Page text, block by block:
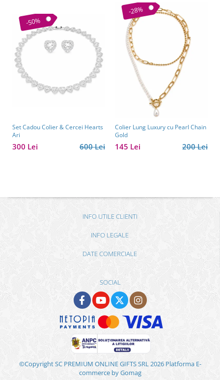
-50%
Set Cadou Colier & Cercei Hearts
Ari
600 Lei
300 Lei
-28%
Colier Lung Luxury cu Pearl Chain
Gold
200 Lei
145 Lei
INFO UTILE CLIENTI
INFO LEGALE
DATE COMERCIALE
SOCIAL
©Copyright SC PREMIUM ONLINE GIFTS SRL 2026 Platforma E-
commerce by Gomag